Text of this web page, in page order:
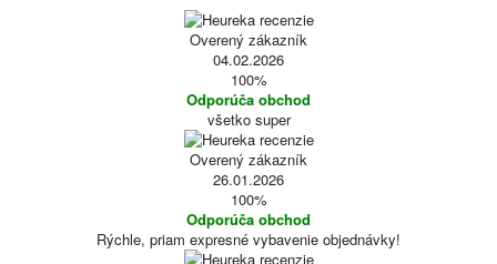
Overený zákazník
04.02.2026
100%
Odporúča obchod
všetko super
Overený zákazník
26.01.2026
100%
Odporúča obchod
Rýchle, priam expresné vybavenie objednávky!